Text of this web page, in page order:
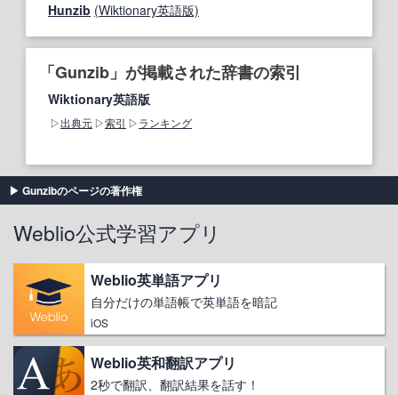
Hunzib (Wiktionary英語版)
「Gunzib」が掲載された辞書の索引
Wiktionary英語版
出典元 索引 ランキング
Gunzibのページの著作権
Weblio公式学習アプリ
Weblio英単語アプリ
自分だけの単語帳で英単語を暗記
iOS
Weblio英和翻訳アプリ
2秒で翻訳、翻訳結果を話す！